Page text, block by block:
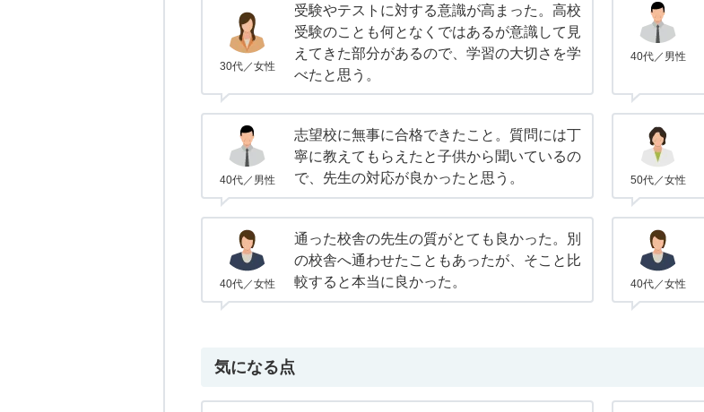
30代／女性
受験やテストに対する意識が高まった。高校
受験のことも何となくではあるが意識して見
えてきた部分があるので、学習の大切さを学
べたと思う。
40代／男性
40代／男性
志望校に無事に合格できたこと。質問には丁
寧に教えてもらえたと子供から聞いているの
で、先生の対応が良かったと思う。
50代／女性
40代／女性
通った校舎の先生の質がとても良かった。別
の校舎へ通わせたこともあったが、そこと比
較すると本当に良かった。
40代／女性
気になる点